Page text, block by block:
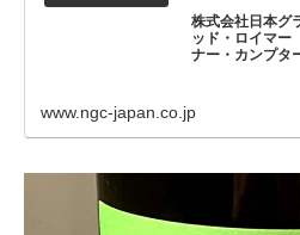
株式会社日本グ
ッド・ロイマ
ナー・カンプ
www.ngc-japan.co.jp